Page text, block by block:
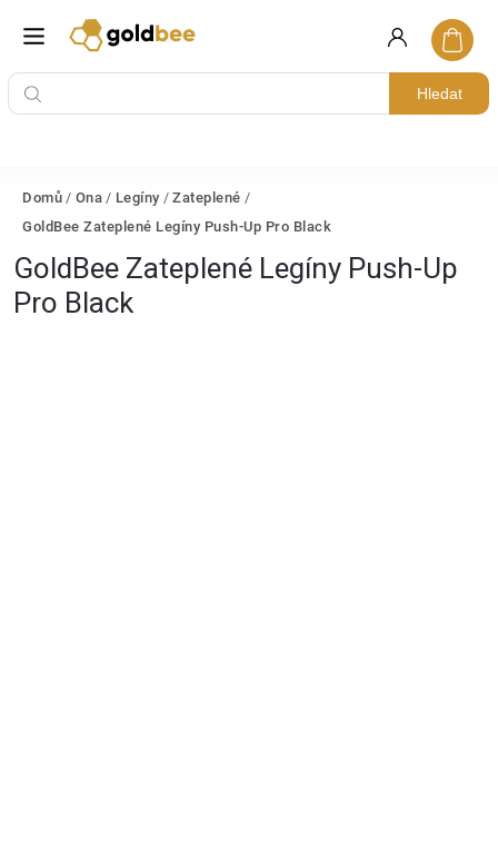
Hledat
Domů / Ona / Legíny / Zateplené /
GoldBee Zateplené Legíny Push-Up Pro Black
GoldBee Zateplené Legíny Push-Up
Pro Black